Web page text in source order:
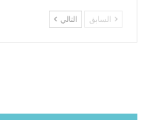
السابق التالي